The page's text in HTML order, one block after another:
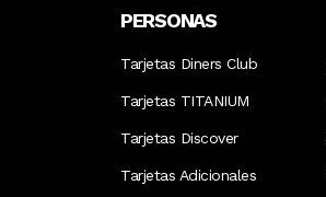
PERSONAS
Tarjetas Diners Club
Tarjetas TITANIUM
Tarjetas Discover
Tarjetas Adicionales